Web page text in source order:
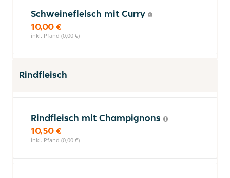
Schweinefleisch mit Curry
10,00 €
inkl. Pfand (0,00 €)
Rindfleisch
Rindfleisch mit Champignons
10,50 €
inkl. Pfand (0,00 €)